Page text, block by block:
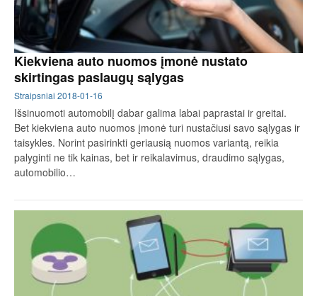
Kiekviena auto nuomos įmonė nustato
skirtingas paslaugų sąlygas
Straipsniai 2018-01-16
Išsinuomoti automobilį dabar galima labai paprastai ir greitai.
Bet kiekviena auto nuomos įmonė turi nustačiusi savo sąlygas ir
taisykles. Norint pasirinkti geriausią nuomos variantą, reikia
palyginti ne tik kainas, bet ir reikalavimus, draudimo sąlygas,
automobilio…